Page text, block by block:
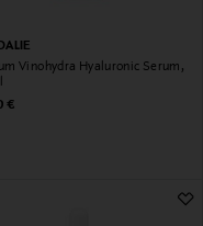
Vinohydra Hyaluronic Serum,
Price
€